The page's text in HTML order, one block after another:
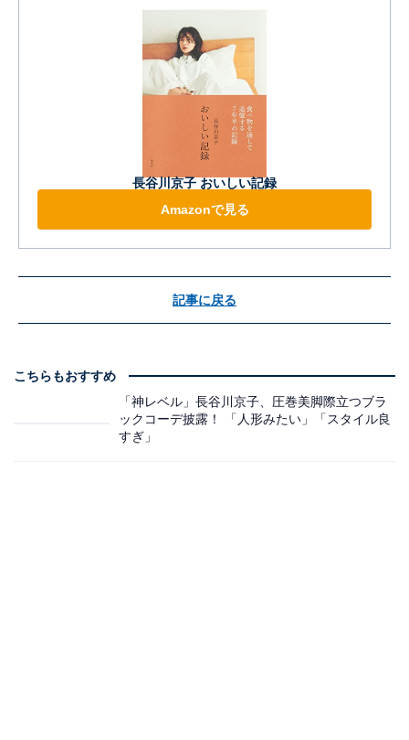
長谷川京子 おいしい記録
Amazonで見る
記事に戻る
こちらもおすすめ
「神レベル」長谷川京子、圧巻美脚際立つブラ
ックコーデ披露！ 「人形みたい」「スタイル良
すぎ」